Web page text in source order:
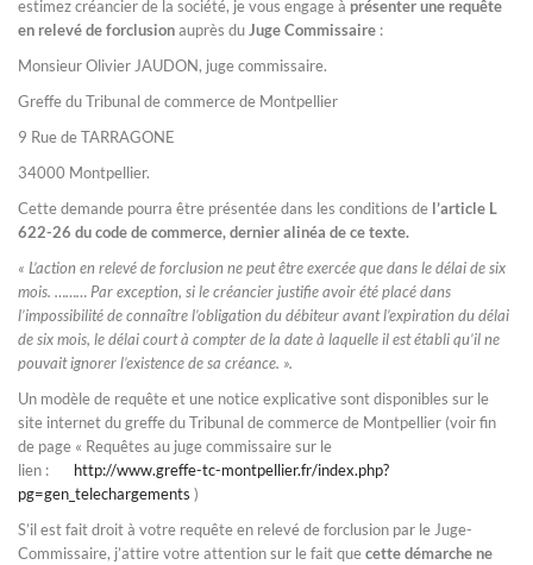
estimez créancier de la société, je vous engage à présenter une requête
en relevé de forclusionauprès du Juge Commissaire :
Monsieur Olivier JAUDON, juge commissaire.
Greffe du Tribunal de commerce de Montpellier
9 Rue de TARRAGONE
34000 Montpellier.
Cette demande pourra être présentée dans les conditions de l’article L
622-26 du code de commerce, dernier alinéa de ce texte.
« L’action en relevé de forclusion ne peut être exercée que dans le délai de six
mois. ……… Par exception, si le créancier justifie avoir été placé dans
l’impossibilité de connaître l’obligation du débiteur avant l’expiration du délai
de six mois, le délai court à compter de la date à laquelle il est établi qu’il ne
pouvait ignorer l’existence de sa créance. ».
Un modèle de requête et une notice explicative sont disponibles sur le
site internet du greffe du Tribunal de commerce de Montpellier (voir fin
de page « Requêtes au juge commissaire sur le
lien : http://www.greffe-tc-montpellier.fr/index.php?
pg=gen_telechargements )
S’il est fait droit à votre requête en relevé de forclusion par le Juge-
Commissaire, j’attire votre attention sur le fait quecette démarche ne